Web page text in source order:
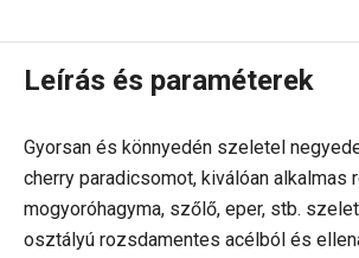
Leírás és paraméterek
Gyorsan és könnyedén szeletel
cherry paradicsomot, kiválóan alkalmas
mogyoróhagyma, szőlő, eper, stb.
osztályú rozsdamentes acélból és